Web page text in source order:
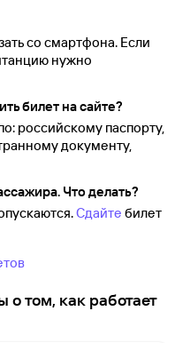
со смартфона. Если
нужно
билет на сайте?
российскому паспорту,
документу,
Что делать?
Сдайте билет
том, как работает